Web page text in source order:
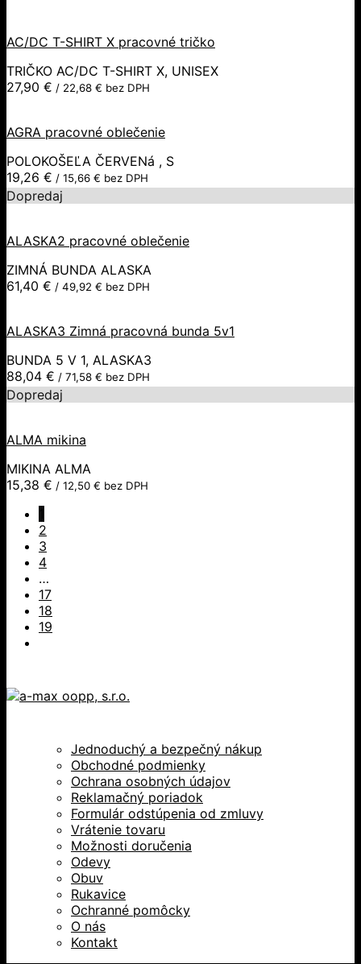
AC/DC T-SHIRT X pracovné tričko
TRIČKO AC/DC T-SHIRT X, UNISEX
27,90 € / 22,68 € bez DPH
AGRA pracovné oblečenie
POLOKOŠEĽA ČERVENá , S
19,26 € / 15,66 € bez DPH
Dopredaj
ALASKA2 pracovné oblečenie
ZIMNÁ BUNDA ALASKA
61,40 € / 49,92 € bez DPH
ALASKA3 Zimná pracovná bunda 5v1
BUNDA 5 V 1, ALASKA3
88,04 € / 71,58 € bez DPH
Dopredaj
ALMA mikina
MIKINA ALMA
15,38 € / 12,50 € bez DPH
2
3
4
…
17
18
19
Jednoduchý a bezpečný nákup
Obchodné podmienky
Ochrana osobných údajov
Reklamačný poriadok
Formulár odstúpenia od zmluvy
Vrátenie tovaru
Možnosti doručenia
Odevy
Obuv
Rukavice
Ochranné pomôcky
O nás
Kontakt